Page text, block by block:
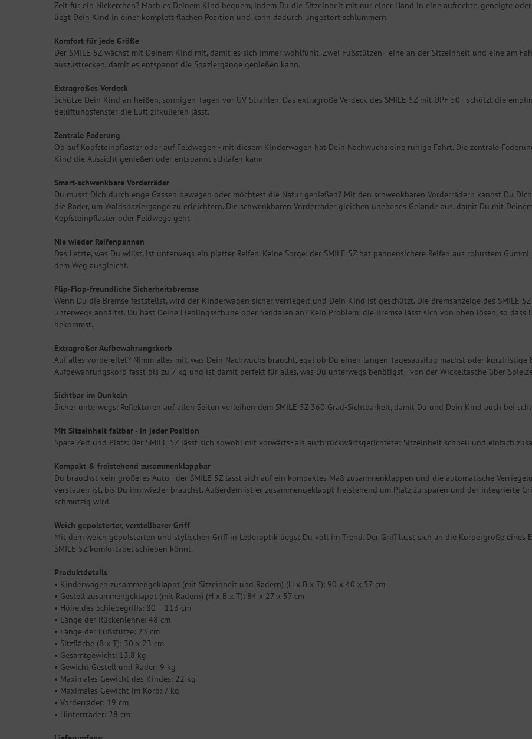
Zeit für ein Nickerchen? Mach es Deinem Kind bequem, indem Du die Sitzeinheit mit nur einer Hand in eine aufrechte, geneigte
liegt Dein Kind in einer komplett flachen Position und kann dadurch ungestört schlummern.
Komfort für jede Größe
Der SMILE 5Z wächst mit Deinem Kind mit, damit es sich immer wohlfühlt. Zwei Fußstützen - eine an der Sitzeinheit und eine am
auszustrecken, damit es entspannt die Spaziergänge genießen kann.
Extragroßes Verdeck
Schütze Dein Kind an heißen, sonnigen Tagen vor UV-Strahlen. Das extragroße Verdeck des SMILE 5Z mit UPF 50+ schützt die
Belüftungsfenster die Luft zirkulieren lässt.
Zentrale Federung
Ob auf Kopfsteinpflaster oder auf Feldwegen - mit diesem Kinderwagen hat Dein Nachwuchs eine ruhige Fahrt. Die zentrale
Kind die Aussicht genießen oder entspannt schlafen kann.
Smart-schwenkbare Vorderräder
Du musst Dich durch enge Gassen bewegen oder möchtest die Natur genießen? Mit den schwenkbaren Vorderrädern kannst Du
die Räder, um Waldspaziergänge zu erleichtern. Die schwenkbaren Vorderräder gleichen unebenes Gelände aus, damit Du mit
Kopfsteinpflaster oder Feldwege geht.
Nie wieder Reifenpannen
Das Letzte, was Du willst, ist unterwegs ein platter Reifen. Keine Sorge: der SMILE 5Z hat pannensichere Reifen aus robustem
dem Weg ausgleicht.
Flip-Flop-freundliche Sicherheitsbremse
Wenn Du die Bremse feststellst, wird der Kinderwagen sicher verriegelt und Dein Kind ist geschützt. Die Bremsanzeige des SMILE
unterwegs anhältst. Du hast Deine Lieblingsschuhe oder Sandalen an? Kein Problem: die Bremse lässt sich von oben lösen, so
bekommst.
Extragroßer Aufbewahrungskorb
Auf alles vorbereitet? Nimm alles mit, was Dein Nachwuchs braucht, egal ob Du einen langen Tagesausflug machst oder
Aufbewahrungskorb fasst bis zu 7 kg und ist damit perfekt für alles, was Du unterwegs benötigst - von der Wickeltasche über
Sichtbar im Dunkeln
Sicher unterwegs: Reflektoren auf allen Seiten verleihen dem SMILE 5Z 360 Grad-Sichtbarkeit, damit Du und Dein Kind auch bei
Mit Sitzeinheit faltbar - in jeder Position
Spare Zeit und Platz: Der SMILE 5Z lässt sich sowohl mit vorwärts- als auch rückwärtsgerichteter Sitzeinheit schnell und einfach
Kompakt & freistehend zusammenklappbar
Du brauchst kein größeres Auto - der SMILE 5Z lässt sich auf ein kompaktes Maß zusammenklappen und die automatische
verstauen ist, bis Du ihn wieder brauchst. Außerdem ist er zusammengeklappt freistehend um Platz zu sparen und der integrierte
schmutzig wird.
Weich gepolsterter, verstellbarer Griff
Mit dem weich gepolsterten und stylischen Griff in Lederoptik liegst Du voll im Trend. Der Griff lässt sich an die Körpergröße eines
SMILE 5Z komfortabel schieben könnt.
Produktdetails
• Kinderwagen zusammengeklappt (mit Sitzeinheit und Rädern) (H x B x T): 90 x 40 x 57 cm
• Gestell zusammengeklappt (mit Rädern) (H x B x T): 84 x 27 x 57 cm
• Höhe des Schiebegriffs: 80 – 113 cm
• Länge der Rückenlehne: 48 cm
• Länge der Fußstütze: 23 cm
• Sitzfläche (B x T): 30 x 23 cm
• Gesamtgewicht: 13.8 kg
• Gewicht Gestell und Räder: 9 kg
• Maximales Gewicht des Kindes: 22 kg
• Maximales Gewicht im Korb: 7 kg
• Vorderräder: 19 cm
• Hinterrräder: 28 cm